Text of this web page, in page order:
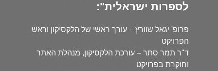
לספרות ישראלית":
פרופ' יגאל שוורץ – עורך ראשי של הלקסיקון וראש
הפרויקט
ד"ר תמר סתר – עורכת הלקסיקון, מנהלת האתר
וחוקרת בפרויקט